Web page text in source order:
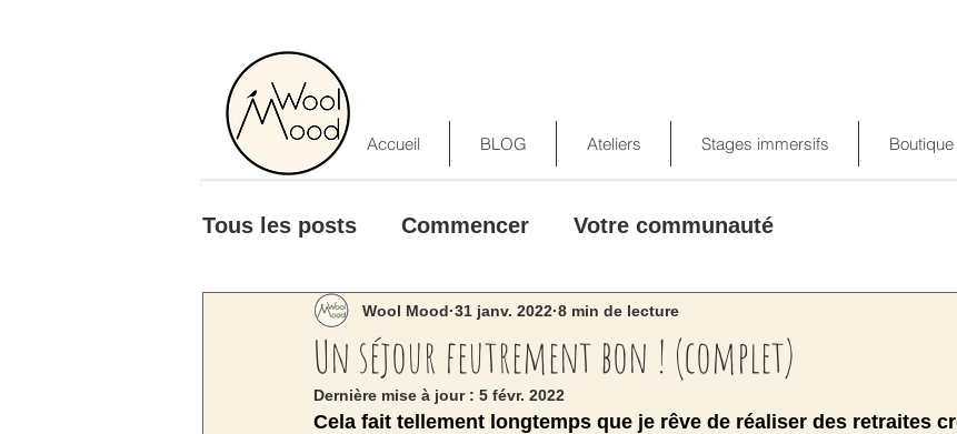
Accueil BLOG Ateliers Stages immersifs Boutique
Tous les posts Commencer Votre communauté
Un séjour feutrement bon ! (complet)
Wool Mood 31 janv. 2022 8 min de lecture
Dernière mise à jour : 5 févr. 2022
Cela fait tellement longtemps que je rêve de réaliser des retraites